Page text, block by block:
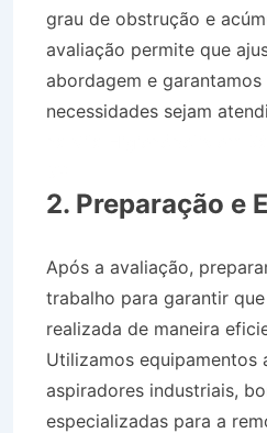
grau de obstrução e
avaliação permite que
abordagem e
necessidades sejam
2. Preparação e
Após a avaliação,
trabalho para garantir
realizada de maneira
Utilizamos equipamentos
aspiradores industriais,
especializadas para a